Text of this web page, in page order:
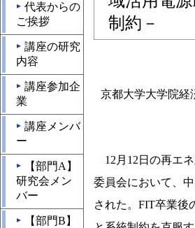
▲ 代表からの
ご挨拶
▲ 講座の研究
内容
▲ 講座参加企
業
▲ 講座メンバ
ー
▲
【部門A】
研究会メン
バー
▲
【部門B】
制約－
京都大学大学院
12月12日の再エ
委員会において、
された。FIT卒業後